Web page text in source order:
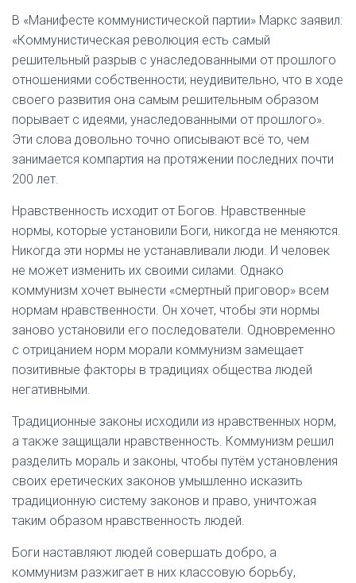
В «Манифесте коммунистической партии» Маркс заявил:
«Коммунистическая революция есть самый
решительный разрыв с унаследованными от прошлого
отношениями собственности; неудивительно, что в ходе
своего развития она самым решительным образом
порывает с идеями, унаследованными от прошлого».
Эти слова довольно точно описывают всё то, чем
занимается компартия на протяжении последних почти
200 лет.
Нравственность исходит от Богов. Нравственные
нормы, которые установили Боги, никогда не меняются.
Никогда эти нормы не устанавливали люди. И человек
не может изменить их своими силами. Однако
коммунизм хочет вынести «смертный приговор» всем
нормам нравственности. Он хочет, чтобы эти нормы
заново установили его последователи. Одновременно
с отрицанием норм морали коммунизм замещает
позитивные факторы в традициях общества людей
негативными.
Традиционные законы исходили из нравственных норм,
а также защищали нравственность. Коммунизм решил
разделить мораль и законы, чтобы путём установления
своих еретических законов умышленно исказить
традиционную систему законов и право, уничтожая
таким образом нравственность людей.
Боги наставляют людей совершать добро, а
коммунизм разжигает в них классовую борьбу,